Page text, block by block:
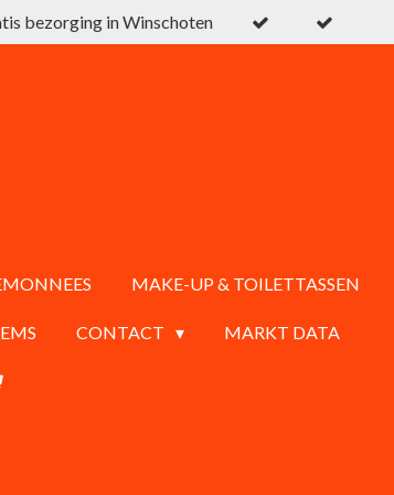
bezorging in Winschoten
MAKE-UP & TOILETTASSEN
CONTACT MARKT DATA